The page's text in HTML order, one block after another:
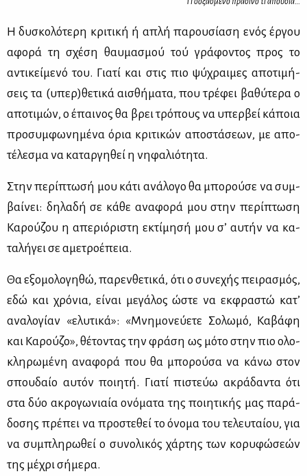
Η δυ­σκο­λό­τε­ρη κρι­τι­κή ή απλή πα­ρου­σί­α­ση ενός έρ­γου
αφο­ρά τη σχέ­ση θαυ­μα­σμού τού γρά­φο­ντος προς το
αντι­κεί­με­νό του. Για­τί και στις πιο ψύ­χραι­μες απο­τι­μή­
σεις τα (υπερ)θε­τι­κά αι­σθή­μα­τα, που τρέ­φει βα­θύ­τε­ρα ο
απο­τι­μών, ο έπαι­νος θα βρει τρό­πους να υπερ­βεί κά­ποια
προ­συμ­φω­νη­μέ­να όρια κρι­τι­κών απο­στά­σε­ων, με απο­
τέ­λε­σμα να κα­ταρ­γη­θεί η νη­φα­λιό­τη­τα.
Στην πε­ρί­πτω­σή μου κά­τι ανά­λο­γο θα μπο­ρού­σε να συμ­
βαί­νει: δη­λα­δή σε κά­θε ανα­φο­ρά μου στην πε­ρί­πτω­ση
Κα­ρού­ζου η απε­ριό­ρι­στη εκτί­μη­σή μου σ’ αυ­τήν να κα­
τα­λή­γει σε αμε­τρο­έ­πεια.
Θα εξο­μο­λο­γη­θώ, πα­ρεν­θε­τι­κά, ότι ο συ­νε­χής πει­ρα­σμός,
εδώ και χρό­νια, εί­ναι με­γά­λος ώστε να εκ­φρα­στώ κα­τ’
ανα­λο­γί­αν «ελυ­τι­κά»: «Μνη­μο­νεύ­ε­τε Σο­λω­μό, Κα­βά­φη
και Κα­ρού­ζο», θέ­το­ντας την φρά­ση ως μό­το στην πιο ολο­
κλη­ρω­μέ­νη ανα­φο­ρά που θα μπο­ρού­σα να κά­νω στον
σπου­δαίο αυ­τόν ποι­η­τή. Για­τί πι­στεύω ακρά­δα­ντα ότι
στα δύο ακρο­γω­νιαία ονό­μα­τα της ποι­η­τι­κής μας πα­ρά­
δο­σης πρέ­πει να προ­στε­θεί το όνο­μα του τε­λευ­ταί­ου, για
να συ­μπλη­ρω­θεί ο συ­νο­λι­κός χάρ­της των κο­ρυ­φώ­σε­ών
της μέ­χρι σή­με­ρα.